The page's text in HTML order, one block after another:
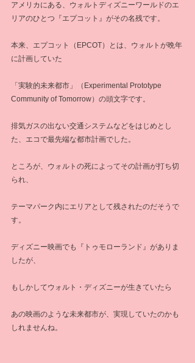
アメリカにある、ウォルトディズニーワールドのエ
リアのひとつ『エプコット』がその名残です。
本来、エプコット（EPCOT）とは、ウォルトが晩年
に計画していた
「実験的未来都市」（Experimental Prototype
Community of Tomorrow）の頭文字です。
排気ガスの出ない交通システムなどをはじめとし
た、エコで最先端な都市計画でした。
ところが、ウォルトの死によってその計画が打ち切
られ、
テーマパーク内にエリアとして残されたのだそうで
す。
ディズニー映画でも『トゥモローランド』がありま
したが、
もしかしてウォルト・ディズニーが生きていたら
あの映画のような未来都市が、実現していたのかも
しれませんね。